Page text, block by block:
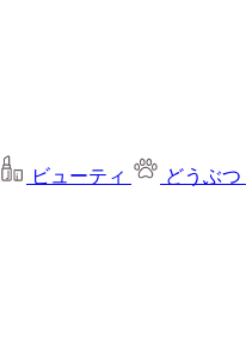
ビューティ どうぶつ